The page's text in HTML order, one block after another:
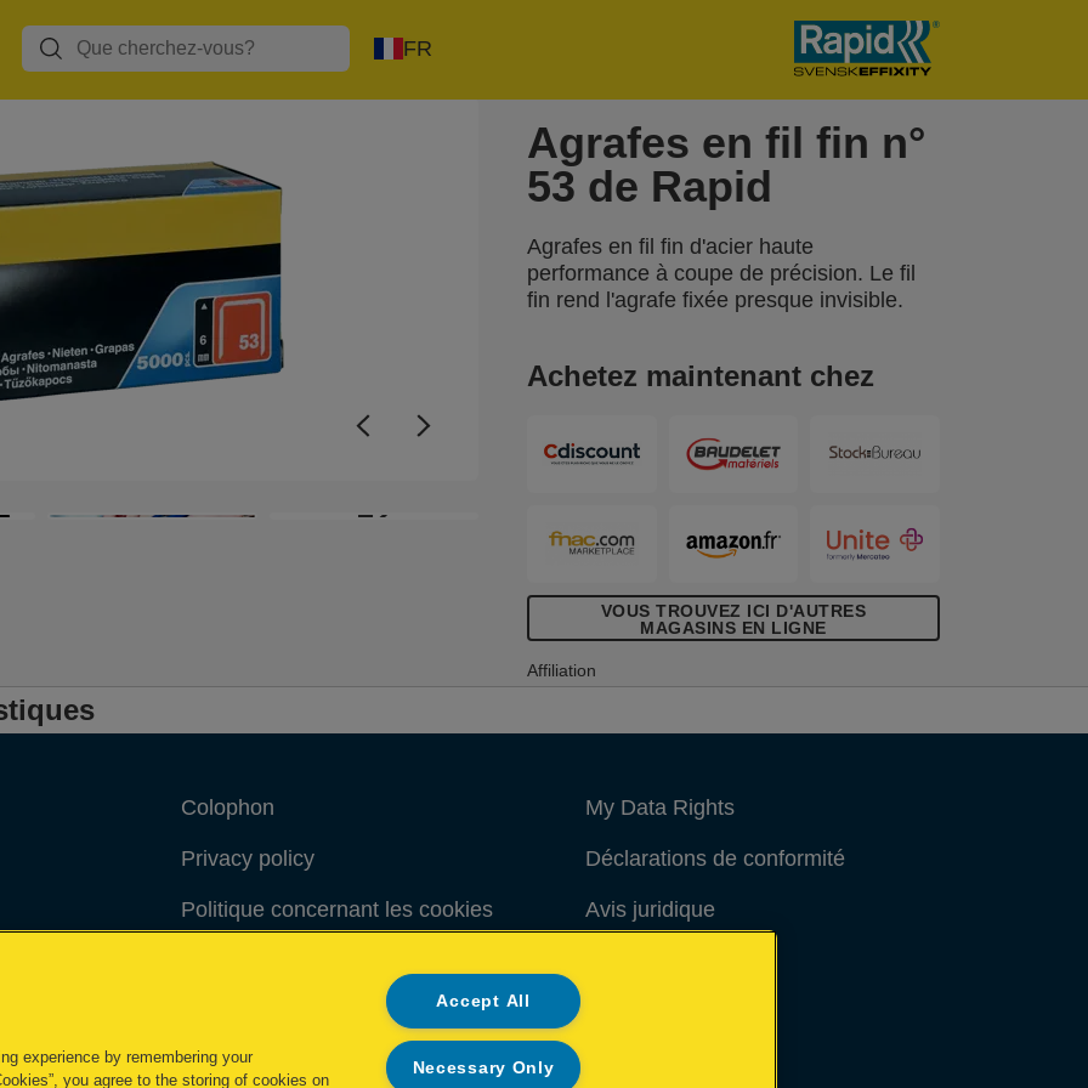
FR
+2
Agrafes en fil fin n°
53 de Rapid
Agrafes en fil fin d'acier haute
performance à coupe de précision. Le fil
fin rend l'agrafe fixée presque invisible.
Achetez maintenant chez
VOUS TROUVEZ ICI D'AUTRES
MAGASINS EN LIGNE
Affiliation
Colophon
Privacy policy
Politique concernant les cookies
Conditions de garantie
My Data Rights
Déclarations de conformité
Avis juridique
experience by remembering your
you agree to the storing of cookies on
Accept All
Necessary Only